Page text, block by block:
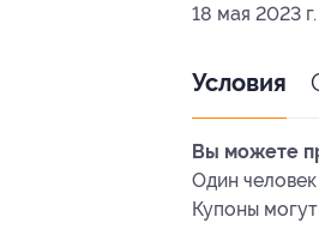
18 мая 2023 г.
Условия
Вы можете
Один
Купоны